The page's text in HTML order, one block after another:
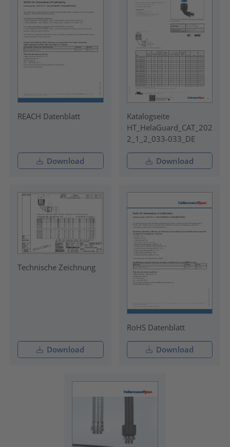
REACH Datenblatt
Download
Katalogseite
HT_HelaGuard_CAT_202
2_1_2_033-033_DE
Download
Technische Zeichnung
Download
RoHS Datenblatt
Download